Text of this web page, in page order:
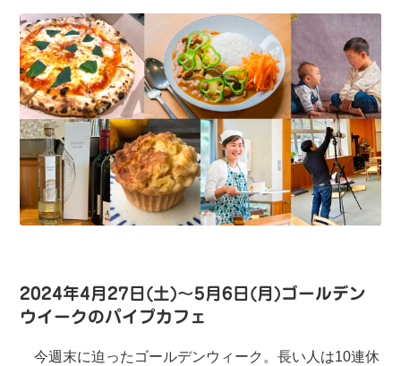
2024年4月27日(土)～5月6日(月)ゴールデン
ウイークのパイプカフェ
今週末に迫ったゴールデンウィーク。長い人は10連休